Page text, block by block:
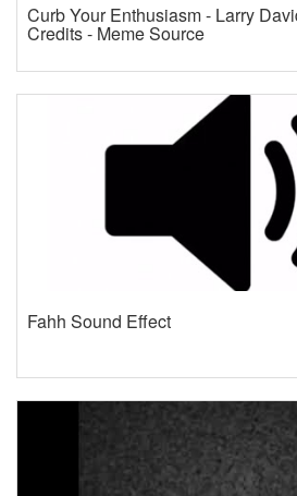
Curb Your Enthusiasm - Larry
Credits - Meme Source
Fahh Sound Effect